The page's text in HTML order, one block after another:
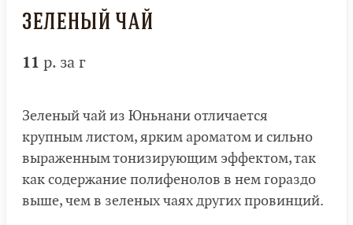
зеленый чай
11 р. за г
Зеленый чай из Юньнани отличается
крупным листом, ярким ароматом и сильно
выраженным тонизирующим эффектом, так
как содержание полифенолов в нем гораздо
выше, чем в зеленых чаях других провинций.